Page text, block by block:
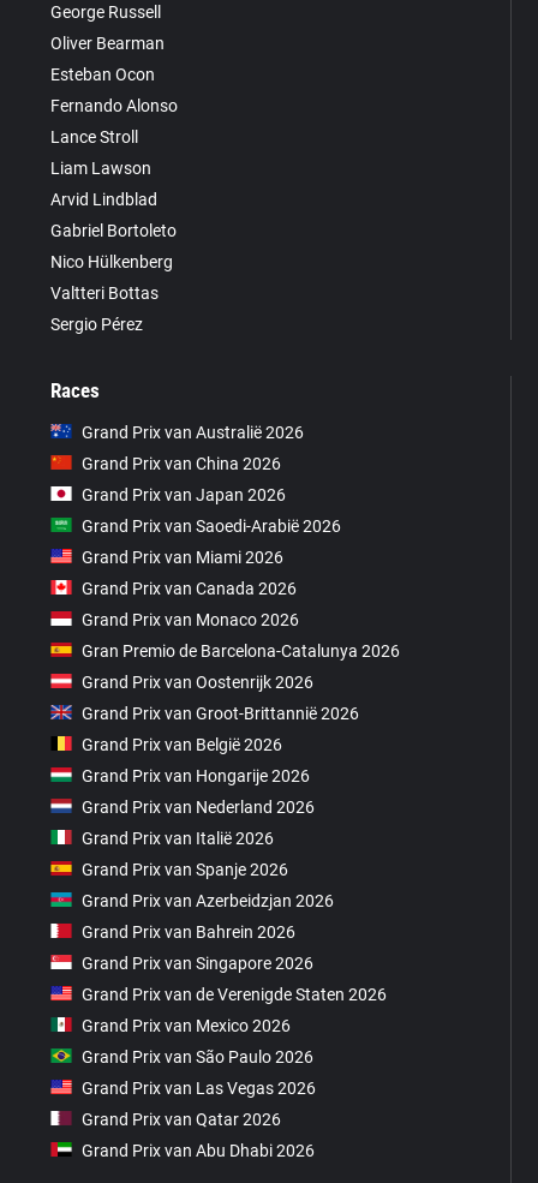
George Russell
Oliver Bearman
Esteban Ocon
Fernando Alonso
Lance Stroll
Liam Lawson
Arvid Lindblad
Gabriel Bortoleto
Nico Hülkenberg
Valtteri Bottas
Sergio Pérez
Races
Grand Prix van Australië 2026
Grand Prix van China 2026
Grand Prix van Japan 2026
Grand Prix van Saoedi-Arabië 2026
Grand Prix van Miami 2026
Grand Prix van Canada 2026
Grand Prix van Monaco 2026
Gran Premio de Barcelona-Catalunya 2026
Grand Prix van Oostenrijk 2026
Grand Prix van Groot-Brittannië 2026
Grand Prix van België 2026
Grand Prix van Hongarije 2026
Grand Prix van Nederland 2026
Grand Prix van Italië 2026
Grand Prix van Spanje 2026
Grand Prix van Azerbeidzjan 2026
Grand Prix van Bahrein 2026
Grand Prix van Singapore 2026
Grand Prix van de Verenigde Staten 2026
Grand Prix van Mexico 2026
Grand Prix van São Paulo 2026
Grand Prix van Las Vegas 2026
Grand Prix van Qatar 2026
Grand Prix van Abu Dhabi 2026